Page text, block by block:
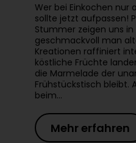
Wer bei Einkochen nur
sollte jetzt aufpassen!
Stummer zeigen uns
geschmackvoll man
Kreationen raffiniert
köstliche Früchte
die Marmelade der
Frühstückstisch bleibt.
beim…
Mehr erfahren